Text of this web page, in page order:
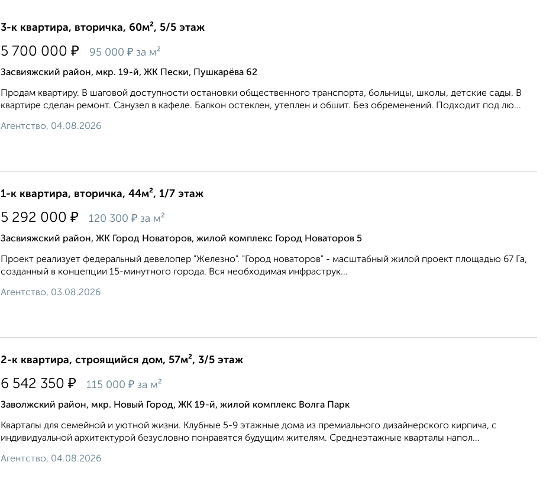
3-к квартира, вторичка, 60м², 5/5 этаж
5 700 000 ₽ 95 000 ₽ за м²
Засвияжский район, мкр. 19-й, ЖК Пески, Пушкарёва 62
Продам квартиру. В шаговой доступности остановки общественного транспорта, больницы, школы, детские сады. В
квартире сделан ремонт. Санузел в кафеле. Балкон остеклен, утеплен и обшит. Без обременений. Подходит под лю...
Агентство, 04.08.2026
1-к квартира, вторичка, 44м², 1/7 этаж
5 292 000 ₽ 120 300 ₽ за м²
Засвияжский район, ЖК Город Новаторов, жилой комплекс Город Новаторов 5
Проект реализует федеральный девелопер "Железно". "Город новаторов" - масштабный жилой проект площадью 67 Га,
созданный в концепции 15-минутного города. Вся необходимая инфраструк...
Агентство, 03.08.2026
2-к квартира, строящийся дом, 57м², 3/5 этаж
6 542 350 ₽ 115 000 ₽ за м²
Заволжский район, мкр. Новый Город, ЖК 19-й, жилой комплекс Волга Парк
Кварталы для семейной и уютной жизни. Клубные 5-9 этажные дома из премиального дизайнерского кирпича, с
индивидуальной архитектурой безусловно понравятся будущим жителям. Среднеэтажные кварталы напол...
Агентство, 04.08.2026